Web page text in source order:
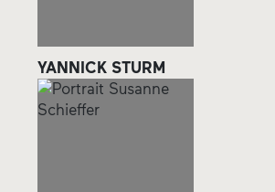
YANNICK STURM